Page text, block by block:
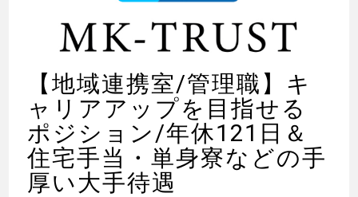
【地域連携室/管理職】キ
ャリアアップを目指せる
ポジション/年休121日＆
住宅手当・単身寮などの手
厚い大手待遇